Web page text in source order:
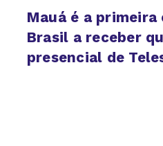
Mauá é a primeira
Brasil a receber
presencial de